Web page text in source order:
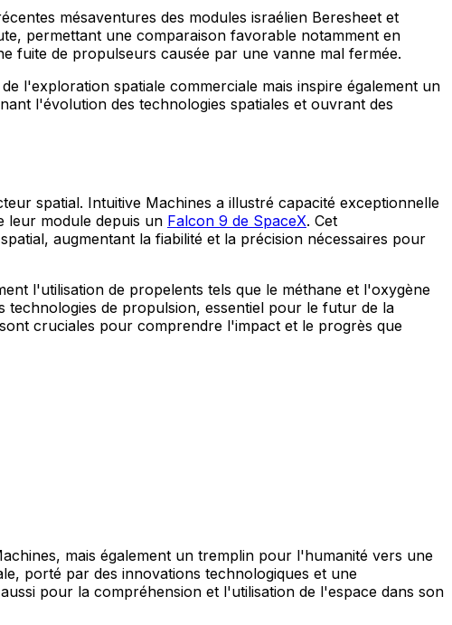
mésaventures des modules israélien Beresheet et
permettant une comparaison favorable notamment en
fuite de propulseurs causée par une vanne mal fermée.
l'exploration spatiale commerciale mais inspire également un
l'évolution des technologies spatiales et ouvrant des
spatial. Intuitive Machines a illustré capacité exceptionnelle
leur module depuis un Falcon 9 de SpaceX. Cet
augmentant la fiabilité et la précision nécessaires pour
l'utilisation de propelents tels que le méthane et l'oxygène
de propulsion, essentiel pour le futur de la
cruciales pour comprendre l'impact et le progrès que
mais également un tremplin pour l'humanité vers une
porté par des innovations technologiques et une
pour la compréhension et l'utilisation de l'espace dans son